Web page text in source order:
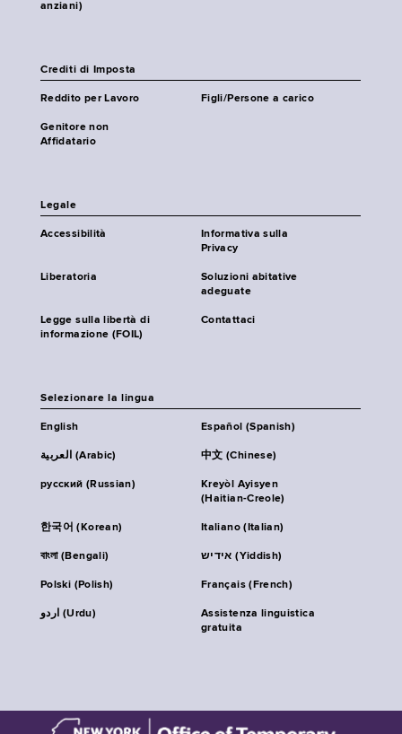
anziani)
Crediti di Imposta
Reddito per Lavoro Figli/Persone a carico
Genitore non
Affidatario
Legale
Accessibilità
Informativa sulla
Privacy
Liberatoria
Soluzioni abitative
adeguate
Legge sulla libertà di
informazione (FOIL)
Contattaci
Selezionare la lingua
English Español (Spanish)
العربية (Arabic) 中文 (Chinese)
русский (Russian)
Kreyòl Ayisyen
(Haitian-Creole)
한국어 (Korean) Italiano (Italian)
বাংলা (Bengali) אידיש (Yiddish)
Polski (Polish) Français (French)
اردو (Urdu)
Assistenza linguistica
gratuita